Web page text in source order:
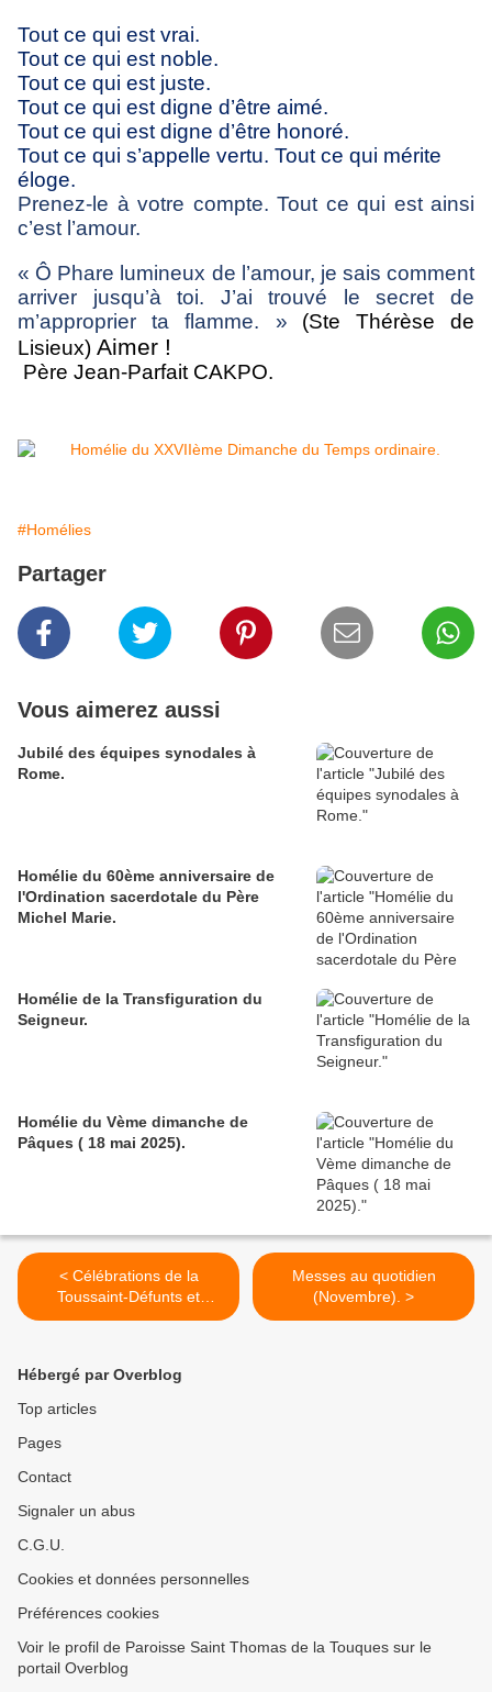
Tout ce qui est vrai.
Tout ce qui est noble.
Tout ce qui est juste.
Tout ce qui est digne d’être aimé.
Tout ce qui est digne d’être honoré.
Tout ce qui s’appelle vertu. Tout ce qui mérite
éloge.
Prenez-le à votre compte. Tout ce qui est ainsi
c’est l’amour.
« Ô Phare lumineux de l’amour, je sais comment
arriver jusqu’à toi. J’ai trouvé le secret de
m’approprier ta flamme. »
(Ste Thérèse de
Lisieux) Aimer !
Père Jean-Parfait CAKPO.
#Homélies
Partager
Vous aimerez aussi
Jubilé des équipes synodales à
Rome.
Homélie du 60ème anniversaire de
l'Ordination sacerdotale du Père
Michel Marie.
Homélie de la Transfiguration du
Seigneur.
Homélie du Vème dimanche de
Pâques ( 18 mai 2025).
< Célébrations de la
Toussaint-Défunts et
anciens Combattants.
Messes au quotidien
(Novembre). >
Hébergé par Overblog
Top articles
Pages
Contact
Signaler un abus
C.G.U.
Cookies et données personnelles
Préférences cookies
Voir le profil de Paroisse Saint Thomas de la Touques sur le
portail Overblog